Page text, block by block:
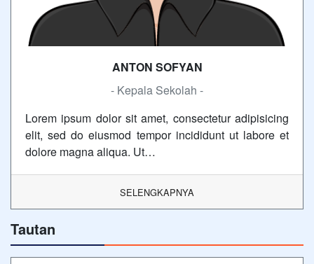
ANTON SOFYAN
- Kepala Sekolah -
Lorem ipsum dolor sit amet, consectetur adipisicing
elit, sed do eiusmod tempor incididunt ut labore et
dolore magna aliqua. Ut…
SELENGKAPNYA
Tautan